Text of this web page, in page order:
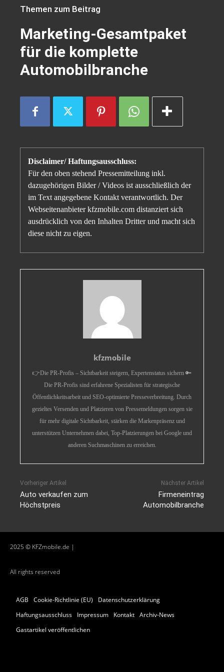
Themen zum Beitrag
Marketing-Gesamtpaket
für die komplette
Automobilbranche
Disclaimer/ Haftungsausschluss:
Für den oben stehend Pressemitteilung inkl.
dazugehörigen Bilder / Videos ist ausschließlich der
im Text angegebene Kontakt verantwortlich. Der
Webseitenanbieter kfzmobile.com distanziert sich
ausdrücklich von den Inhalten Dritter und macht sich
diese nicht zu eigen.
kfzmobile
👉Die PR-Profis – Sichtbarkeit steigern, Expertenstatus sichern 🔑
Die PR-Profis sind erfahrene Spezialisten für strategische
Öffentlichkeitsarbeit und SEO-optimierte Presseverbreitung. Durch
gezieltes Versenden und Platzieren von Pressemeldungen sorgen sie
für mehr digitale Sichtbarkeit, stärken die Markenpräsenz und
unterstützen Unternehmen dabei, Top-Platzierungen bei Google und
anderen Suchmaschinen zu erreichen.
Vorheriger Artikel
Auto verkaufen zum
Höchstpreis
Nächster Artikel
Firmeneintrag
Automobilbranche
2025 © KFZmobile.de |
All rights reserved
AGB Cookie-Richtlinie (EU)
Datenschutzerklärung
Haftungsausschluss
Impressum Kontakt Archiv-News
Gastartikel veröffentlichen